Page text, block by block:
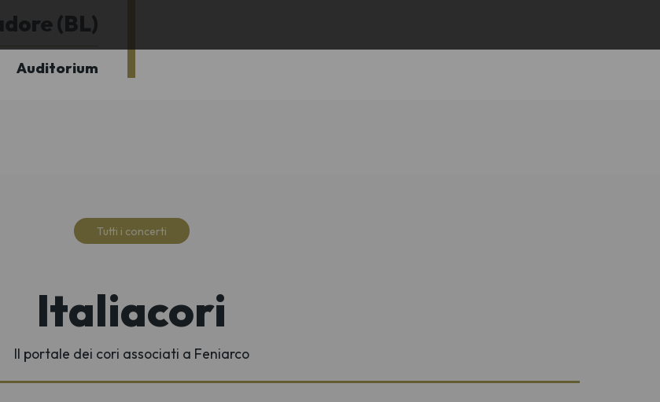
(BL)
Auditorium
Tutti i concerti
Italiacori
Il portale dei cori associati a Feniarco